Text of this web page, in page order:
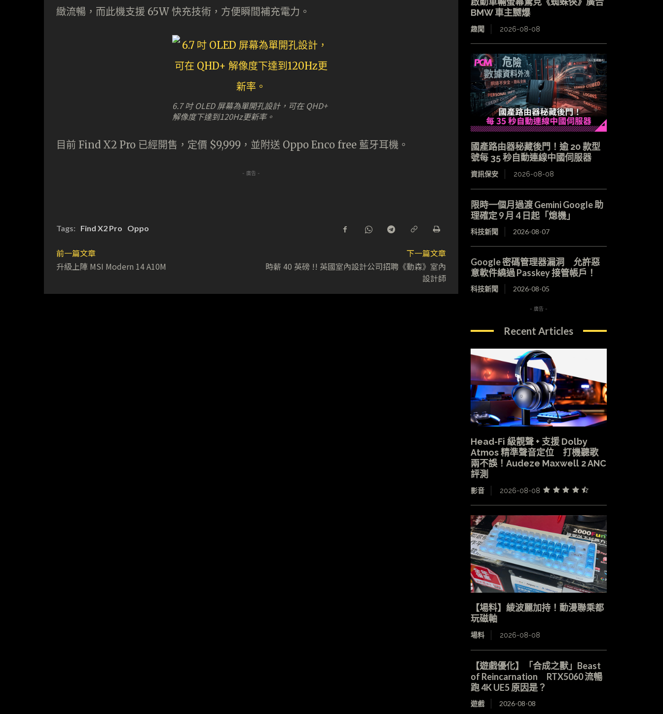
緻流暢，而此機支援 65W 快充技術，方便瞬間補充電力。
6.7 吋 OLED 屏幕為單開孔設計，可在 QHD+
解像度下達到120Hz更新率。
目前 Find X2 Pro 已經開售，定價 $9,999，並附送 Oppo Enco free 藍牙耳機。
- 廣告 -
Tags: Find X2 Pro Oppo
前一篇文章
升級上陣 MSI Modern 14 A10M
下一篇文章
時薪 40 英磅 !! 英國室內設計公司招聘《動森》室內
設計師
BMW 車主嬲爆
趣聞 2026-08-08
國產路由器秘藏後門！逾 20 款型
號每 35 秒自動連線中國伺服器
資訊保安 2026-08-08
限時一個月過渡 Gemini Google 助
理確定 9 月 4 日起「熄機」
科技新聞 2026-08-07
Google 密碼管理器漏洞 允許惡
意軟件繞過 Passkey 接管帳戶！
科技新聞 2026-08-05
- 廣告 -
Recent Articles
Head-Fi 級靚聲 + 支援 Dolby
Atmos 精準聲音定位 打機聽歌
兩不誤！Audeze Maxwell 2 ANC
評測
影音 2026-08-08
【場料】綾波麗加持！動漫聯乘都
玩磁軸
場料 2026-08-08
【遊戲優化】「合成之獸」Beast
of Reincarnation RTX5060 流暢
跑 4K UE5 原因是？
遊戲 2026-08-08